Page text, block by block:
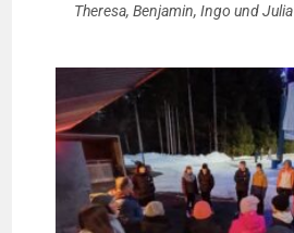
Theresa, Benjamin, Ingo und Julia